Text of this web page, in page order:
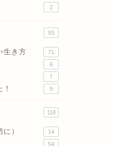
2
93
生き方 71
6
7
9
118
） 14
54